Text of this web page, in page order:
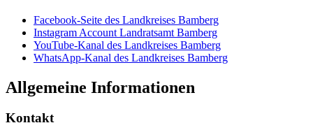
Facebook-Seite des Landkreises Bamberg
Instagram Account Landratsamt Bamberg
YouTube-Kanal des Landkreises Bamberg
WhatsApp-Kanal des Landkreises Bamberg
Allgemeine Informationen
Kontakt